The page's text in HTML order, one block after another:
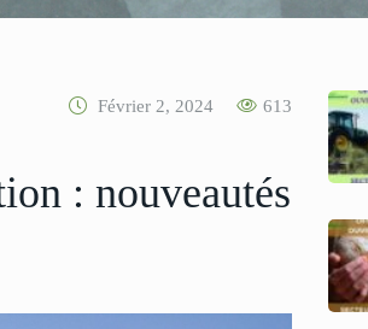
Février 2, 2024 613
: nouveautés